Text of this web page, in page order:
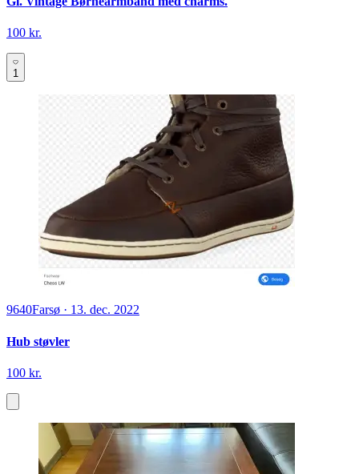
100 kr.
1
9640Farsø · 13. dec. 2022
Hub støvler
100 kr.